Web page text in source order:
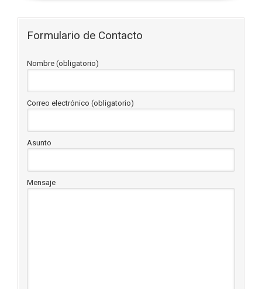
Formulario de Contacto
Nombre (obligatorio)
Correo electrónico (obligatorio)
Asunto
Mensaje